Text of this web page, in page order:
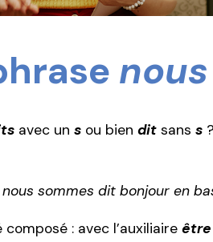
avec un s ou bien dit sans s
sommes dit bonjour en
: avec l’auxiliaire être